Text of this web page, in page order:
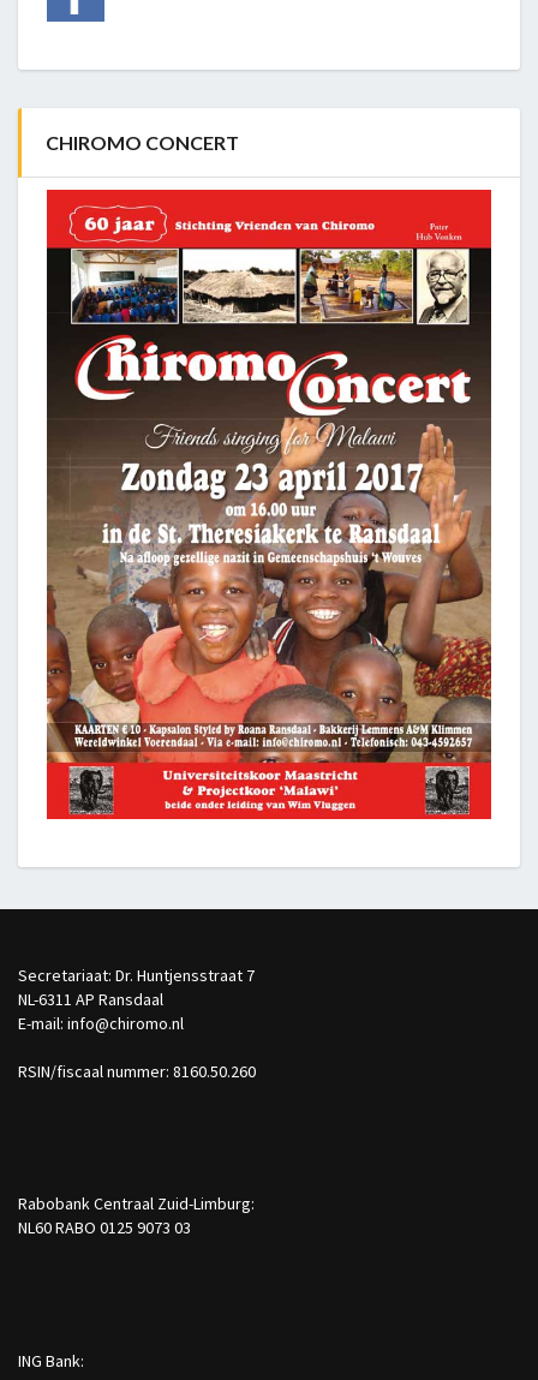
CHIROMO CONCERT
Secretariaat: Dr. Huntjensstraat 7
NL-6311 AP Ransdaal
E-mail: info@chiromo.nl
RSIN/fiscaal nummer: 8160.50.260
Rabobank Centraal Zuid-Limburg:
NL60 RABO 0125 9073 03
ING Bank: